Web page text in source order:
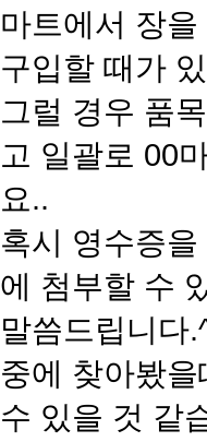
마트에서 장
구입할 때가
그럴 경우 품
고 일괄로 00
요..
혹시 영수증
에 첨부할 수
말씀드립니다
중에 찾아봤
수 있을 것 같